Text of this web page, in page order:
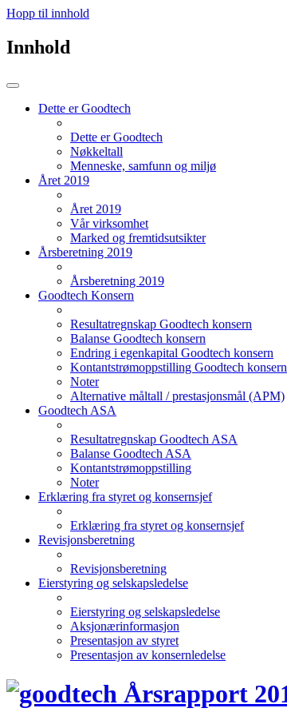
Hopp til innhold
Innhold
Dette er Goodtech
Dette er Goodtech
Nøkkeltall
Menneske, samfunn og miljø
Året 2019
Året 2019
Vår virksomhet
Marked og fremtidsutsikter
Årsberetning 2019
Årsberetning 2019
Goodtech Konsern
Resultatregnskap Goodtech konsern
Balanse Goodtech konsern
Endring i egenkapital Goodtech konsern
Kontantstrømoppstilling Goodtech konsern
Noter
Alternative måltall / prestasjonsmål (APM)
Goodtech ASA
Resultatregnskap Goodtech ASA
Balanse Goodtech ASA
Kontantstrømoppstilling
Noter
Erklæring fra styret og konsernsjef
Erklæring fra styret og konsernsjef
Revisjonsberetning
Revisjonsberetning
Eierstyring og selskapsledelse
Eierstyring og selskapsledelse
Aksjonærinformasjon
Presentasjon av styret
Presentasjon av konsernledelse